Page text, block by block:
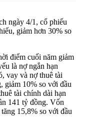
ngày 4/1, cổ phiếu
giảm hơn 30% so
điểm cuối năm giảm
là nợ ngắn hạn
vay và nợ thuê tài
giảm 10% so với đầu
tài chính dài hạn
141 tỷ đồng. Vốn
15,8% so với đầu